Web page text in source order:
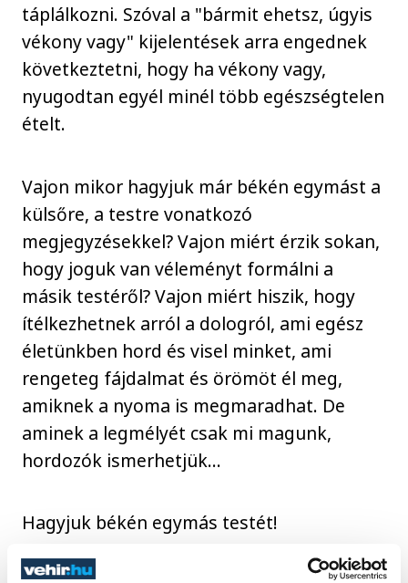
táplálkozni. Szóval a "bármit ehetsz, úgyis
vékony vagy" kijelentések arra engednek
következtetni, hogy ha vékony vagy,
nyugodtan egyél minél több egészségtelen
ételt.
Vajon mikor hagyjuk már békén egymást a
külsőre, a testre vonatkozó
megjegyzésekkel? Vajon miért érzik sokan,
hogy joguk van véleményt formálni a
másik testéről? Vajon miért hiszik, hogy
ítélkezhetnek arról a dologról, ami egész
életünkben hord és visel minket, ami
rengeteg fájdalmat és örömöt él meg,
amiknek a nyoma is megmaradhat. De
aminek a legmélyét csak mi magunk,
hordozók ismerhetjük...
Hagyjuk békén egymás testét!